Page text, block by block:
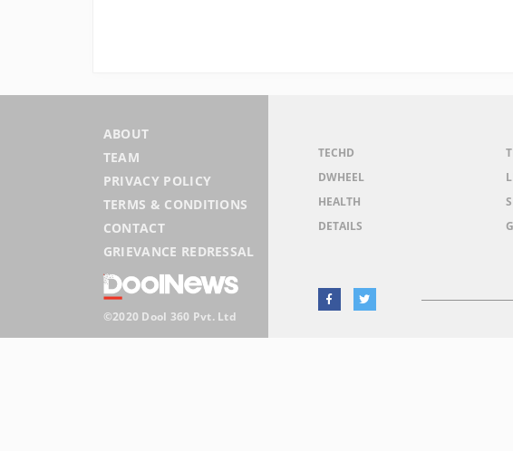
ABOUT
TEAM
PRIVACY POLICY
TERMS & CONDITIONS
CONTACT
GRIEVANCE REDRESSAL
©2020 Dool 360 Pvt. Ltd
TECHD
DWHEEL
HEALTH
DETAILS